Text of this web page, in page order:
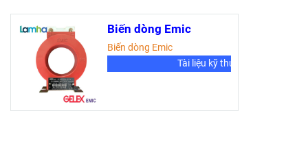
tưởng cho các kỹ sư điện
và doanh nghiệp trong
ngành công nghiệp điện.
Tài liệu kỹ thuật
Biến dòng Emic
Biến dòng Emic
Tài liệu kỹ thuật